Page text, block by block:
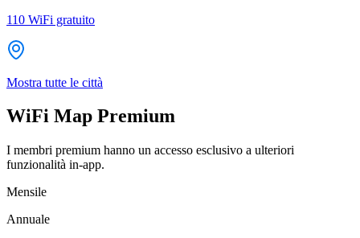
110 WiFi gratuito
Mostra tutte le città
WiFi Map Premium
I membri premium hanno un accesso esclusivo a ulteriori
funzionalità in-app.
Mensile
Annuale